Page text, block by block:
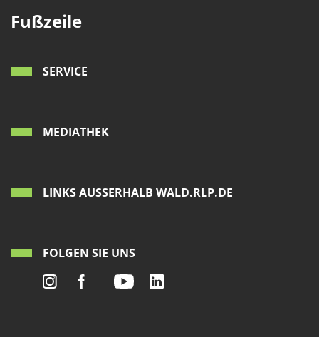
Fußzeile
SERVICE
MEDIATHEK
LINKS AUSSERHALB WALD.RLP.DE
FOLGEN SIE UNS